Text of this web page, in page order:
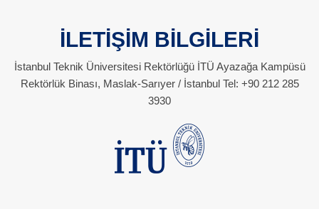
İLETİŞİM BİLGİLERİ
İstanbul Teknik Üniversitesi Rektörlüğü İTÜ Ayazağa Kampüsü
Rektörlük Binası, Maslak-Sarıyer / İstanbul Tel: +90 212 285
3930